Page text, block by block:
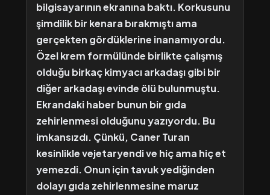
bilgisayarının ekranına baktı. Korkusunu
şimdilik bir kenara bırakmıştı ama
gerçekten gördüklerine inanamıyordu.
Özel krem formülünde birlikte çalışmış
olduğu birkaç kimyacı arkadaşı gibi bir
diğer arkadaşı evinde ölü bulunmuştu.
Ekrandaki haber bunun bir gıda
zehirlenmesi olduğunu yazıyordu. Bu
imkansızdı. Çünkü, Caner Turan
kesinlikle vejetaryendi ve hiç ama hiç et
yemezdi. Onun için tavuk yediğinden
dolayı gıda zehirlenmesine maruz